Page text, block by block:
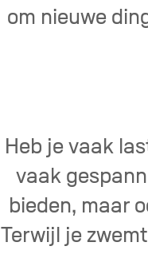
om nieuwe
Heb je vaak
vaak
bieden, maar
Terwijl je